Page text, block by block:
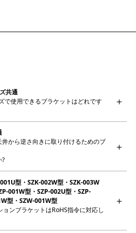
共通
で使用できるブラケットはどれです
から逆さ向きに取り付けるためのブ
型・SZK-002W型・SZK-003W
001W型・SZP-002U型・SZP-
型・SZW-001W型
ョンブラケットはRoHS指令に対応し